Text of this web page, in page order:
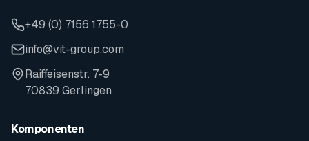
+49 (0) 7156 1755-0
info@vit-group.com
Raiffeisenstr. 7-9
70839 Gerlingen
Komponenten